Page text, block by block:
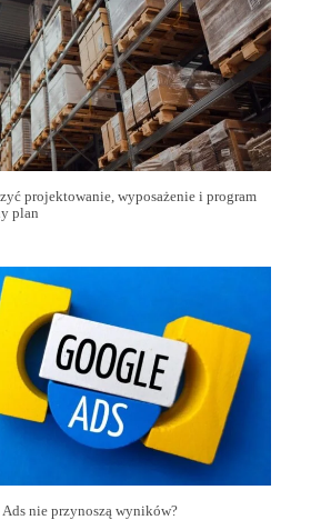
projektowanie, wyposażenie i program
plan
nie przynoszą wyników?